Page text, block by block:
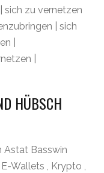
sich zu vernetzen
| sich
|
|
HÜBSCH
Astat Basswin
Wallets , Krypto ,